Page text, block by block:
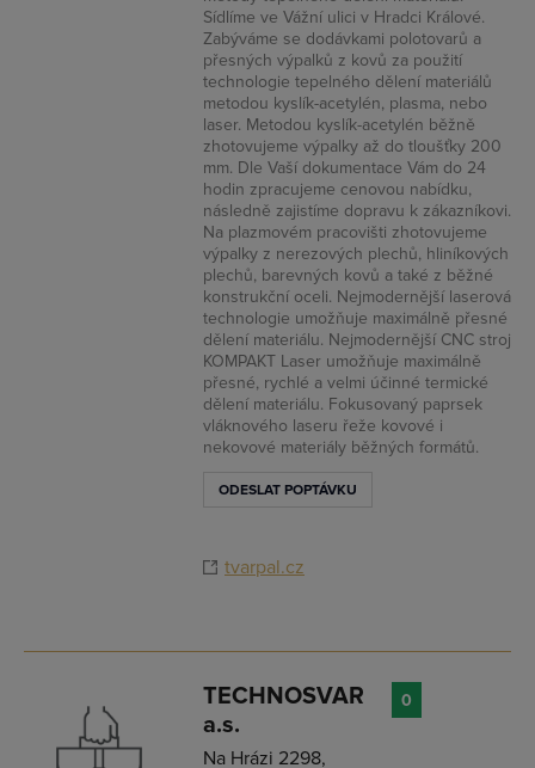
Sídlíme ve Vážní ulici v Hradci Králové.
Zabýváme se dodávkami polotovarů a
přesných výpalků z kovů za použití
technologie tepelného dělení materiálů
metodou kyslík-acetylén, plasma, nebo
laser. Metodou kyslík-acetylén běžně
zhotovujeme výpalky až do tloušťky 200
mm. Dle Vaší dokumentace Vám do 24
hodin zpracujeme cenovou nabídku,
následně zajistíme dopravu k zákazníkovi.
Na plazmovém pracovišti zhotovujeme
výpalky z nerezových plechů, hliníkových
plechů, barevných kovů a také z běžné
konstrukční oceli. Nejmodernější laserová
technologie umožňuje maximálně přesné
dělení materiálu. Nejmodernější CNC stroj
KOMPAKT Laser umožňuje maximálně
přesné, rychlé a velmi účinné termické
dělení materiálu. Fokusovaný paprsek
vláknového laseru řeže kovové i
nekovové materiály běžných formátů.
ODESLAT POPTÁVKU
tvarpal.cz
TECHNOSVAR
a.s.
Na Hrázi 2298,
0